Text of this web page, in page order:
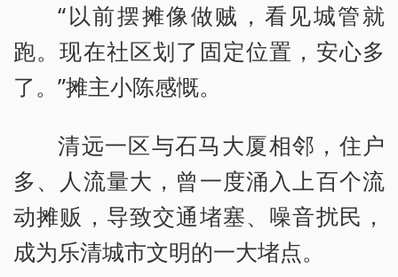
“以前摆摊像做贼，看见城管就
跑。现在社区划了固定位置，安心多
了。”摊主小陈感慨。
清远一区与石马大厦相邻，住户
多、人流量大，曾一度涌入上百个流
动摊贩，导致交通堵塞、噪音扰民，
成为乐清城市文明的一大堵点。